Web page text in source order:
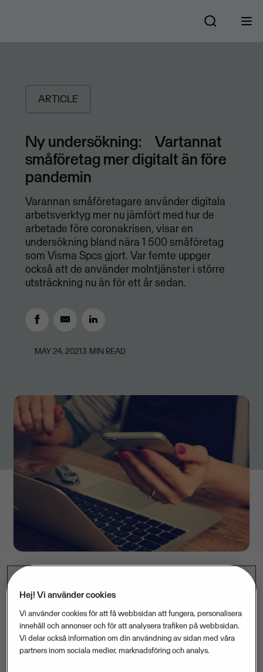
ARTICLE
Ny undersökning: Vartannat
småföretag mer digitalt än före
pandemin
Varannan småföretagare använder digitala
arbetsverktyg mer nu jämfört med hur de
arbetade före coronakrisen, visar en
undersökning bland nära 1 500 småföretag
som Visma Spcs gjort. Var femte uppger
också att de använder molntjänster i större
utsträckning nu än för ett år sedan.
MAY 24, 20213 MIN READ
Varannan småföretagare använder digitala
arbetsverktyg mer nu jämfört med hur de arbetade
före coronakrisen, visar en undersökning bland nära
1 500 småföretag som Visma Spcs gjort. Var femte
Hej! Vi använder cookies
Vi använder cookies för att få webbsidan att fungera, personalisera
innehåll och annonser och för att analysera trafiken på webbsidan.
Vi delar också information om din användning av sidan med våra
partners inom sociala medier, marknadsföring och analys.